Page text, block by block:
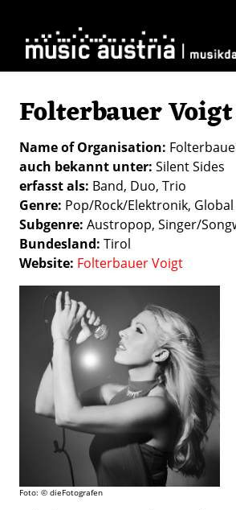
Folterbauer Voigt
Name of Organisation
auch bekannt unter Silent Sides
erfasst als Band Duo Trio
Genre Pop/Rock/Elektronik Global
Subgenre Austropop Singer/
Bundesland Tirol
Website Folterbauer Voigt
Foto: © dieFotografen